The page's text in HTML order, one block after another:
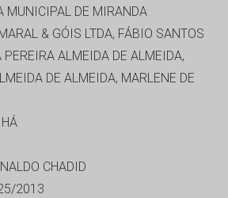
MUNICIPAL DE MIRANDA
& GÓIS LTDA, FÁBIO SANTOS
ALMEIDA DE ALMEIDA,
DE ALMEIDA, MARLENE DE
CHADID
2013